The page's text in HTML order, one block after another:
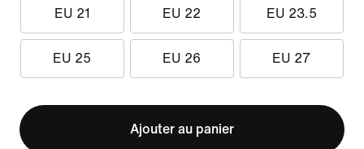
EU 21 EU 22 EU 23.5
EU 25 EU 26 EU 27
Ajouter au panier